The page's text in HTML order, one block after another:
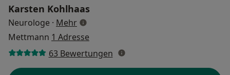
Karsten Kohlhaas
Neurologe · Mehrüber Spezialisierungen
Mettmann 1 Adresse
63 Bewertungen